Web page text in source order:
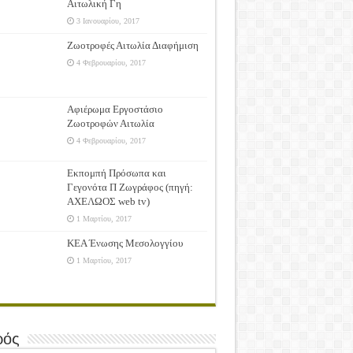
Αιτωλική Γη
3 Ιανουαρίου, 2017
Ζωοτροφές Αιτωλία Διαφήμιση
4 Φεβρουαρίου, 2017
Αφιέρωμα Εργοστάσιο
Ζωοτροφών Αιτωλία
4 Φεβρουαρίου, 2017
Εκπομπή Πρόσωπα και
Γεγονότα Π Ζωγράφος (πηγή:
ΑΧΕΛΩΟΣ web tv)
1 Μαρτίου, 2017
ΚΕΑ Ένωσης Μεσολογγίου
1 Μαρτίου, 2017